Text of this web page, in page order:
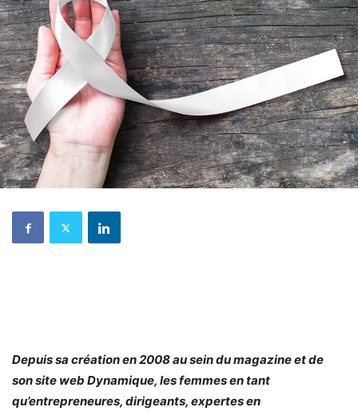
Depuis sa création en 2008 au sein du magazine et de
son site web Dynamique, les femmes en tant
qu’entrepreneures, dirigeants, expertes en